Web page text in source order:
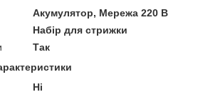
Акумулятор, Мережа 220 В
Набір для стрижки
Так
Ні